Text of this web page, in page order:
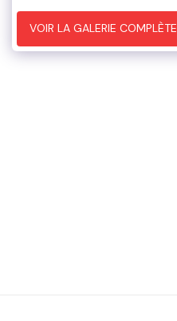
VOIR LA GALERIE COMPLÈTE